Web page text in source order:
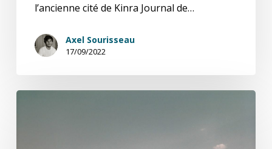
l’ancienne cité de Kinra Journal de…
Axel Sourisseau
17/09/2022
Alma